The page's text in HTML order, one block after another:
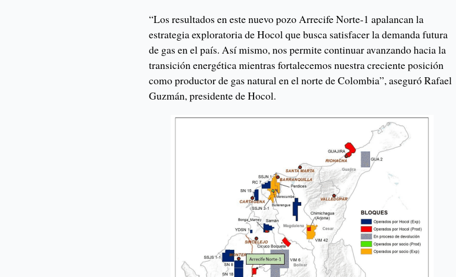
“Los resultados en este nuevo pozo Arrecife Norte-1 apalancan la
estrategia exploratoria de Hocol que busca satisfacer la demanda futura
de gas en el país. Así mismo, nos permite continuar avanzando hacia la
transición energética mientras fortalecemos nuestra creciente posición
como productor de gas natural en el norte de Colombia”, aseguró Rafael
Guzmán, presidente de Hocol.